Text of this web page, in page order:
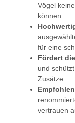
Vögel
können.
für eine
Fördert
und
Zusätze.
vertrauen